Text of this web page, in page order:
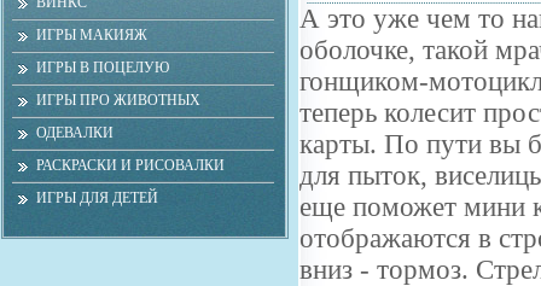
ИГРЫ МАКИЯЖ
ИГРЫ В ПОЦЕЛУЮ
ИГРЫ ПРО ЖИВОТНЫХ
ОДЕВАЛКИ
РАСКРАСКИ И РИСОВАЛКИ
ИГРЫ ДЛЯ ДЕТЕЙ
А это уже чем то
оболочке, такой
гонщиком-
теперь колесит
карты. По пути вы
для пыток,
еще поможет мини
отображаются в
вниз - тормоз.